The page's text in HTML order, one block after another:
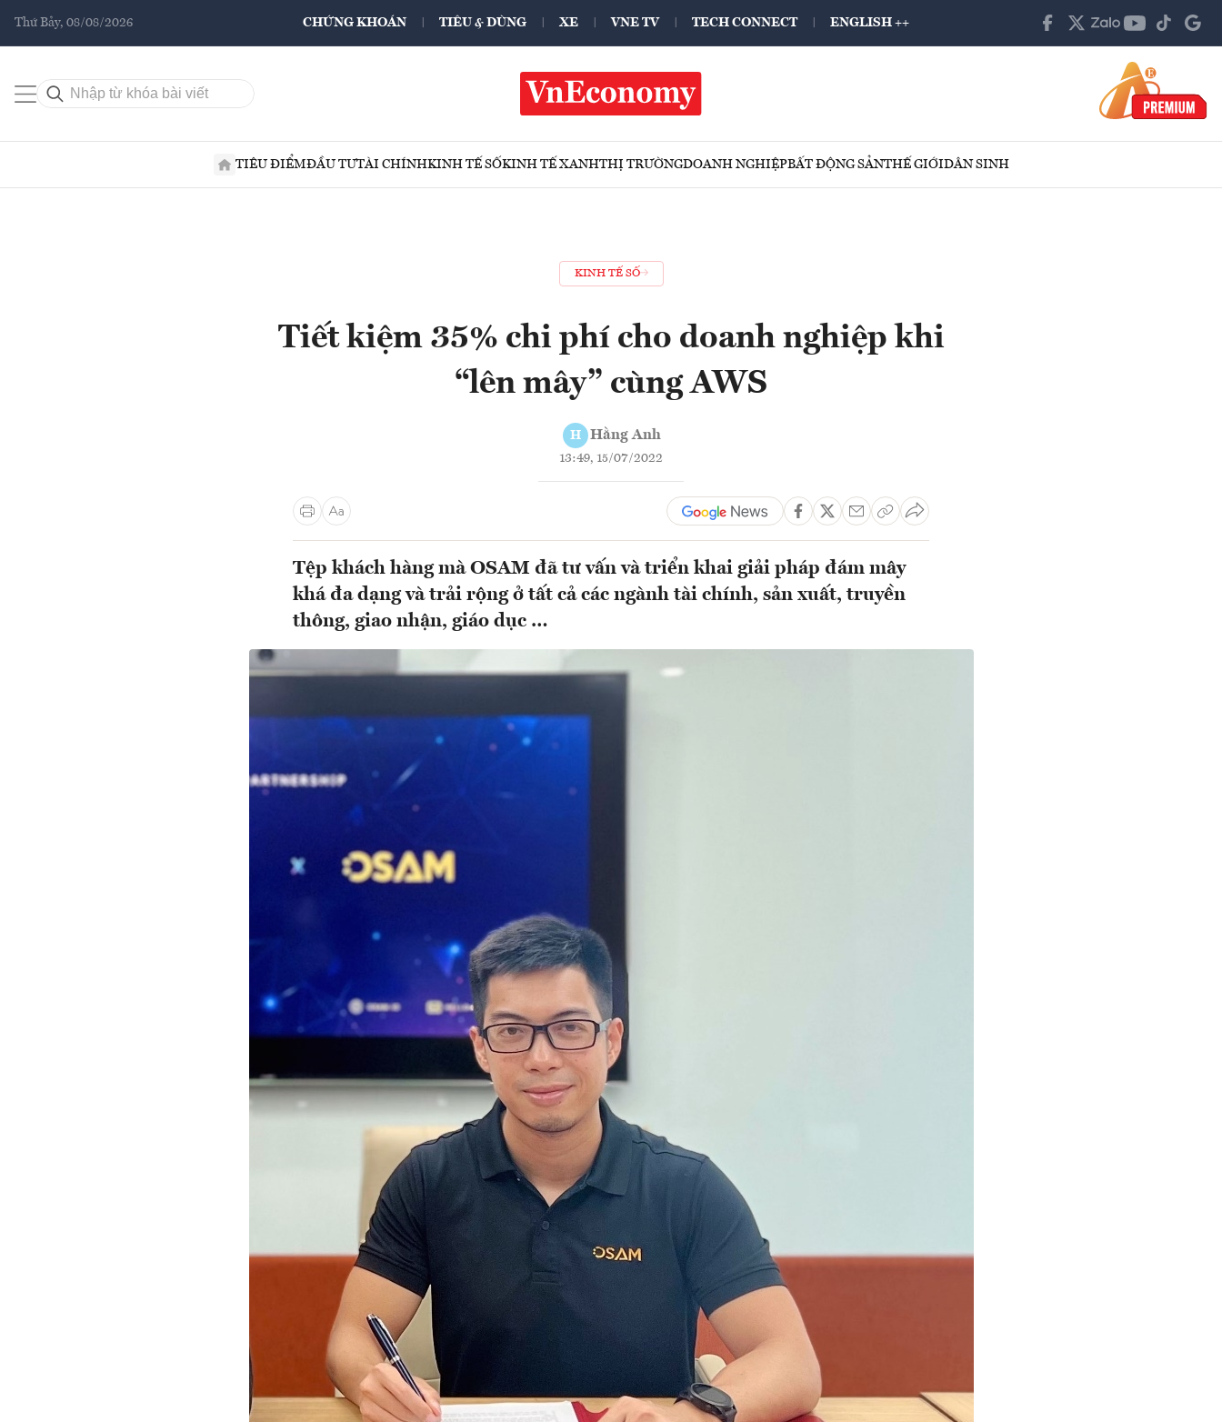
Thứ Bảy, 08/08/2026 CHỨNG KHOÁN TIÊU & DÙNG XE VNE TV TECH CONNECT ENGLISH ++
TIÊU ĐIỂMĐẦU TƯTÀI CHÍNHKINH TẾ SỐKINH TẾ XANHTHỊ TRƯỜNGDOANH NGHIỆPBẤT ĐỘNG SẢNTHẾ GIỚIDÂN SINH
KINH TẾ SỐ
Tiết kiệm 35% chi phí cho doanh nghiệp khi
“lên mây” cùng AWS
H Hằng Anh
13:49, 15/07/2022
Tệp khách hàng mà OSAM đã tư vấn và triển khai giải pháp đám mây
khá đa dạng và trải rộng ở tất cả các ngành tài chính, sản xuất, truyền
thông, giao nhận, giáo dục …